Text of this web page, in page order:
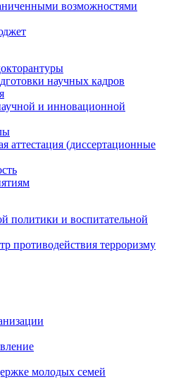
возможностями
научных кадров
и инновационной
аттестация (диссертационные
политики и воспитательной
противодействия терроризму
молодых семей